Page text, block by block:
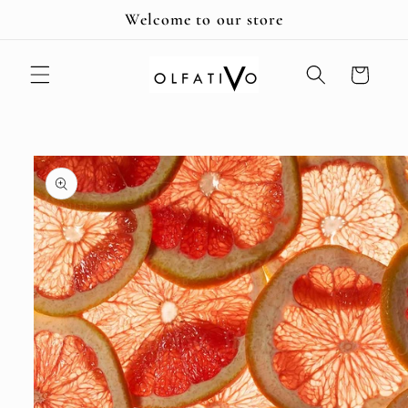
Welcome to our store
Carrito
directamente
a la
información
del producto